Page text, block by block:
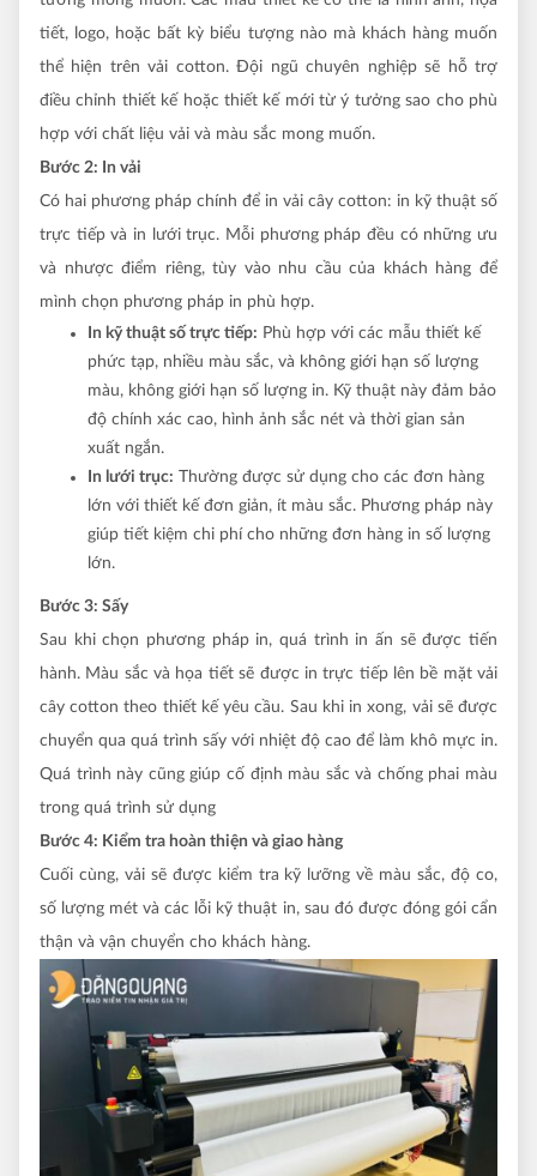
tiết, logo, hoặc bất kỳ biểu tượng nào mà khách hàng muốn
thể hiện trên vải cotton. Đội ngũ chuyên nghiệp sẽ hỗ trợ
điều chỉnh thiết kế hoặc thiết kế mới từ ý tưởng sao cho phù
hợp với chất liệu vải và màu sắc mong muốn.
Bước 2: In vải
Có hai phương pháp chính để in vải cây cotton: in kỹ thuật số
trực tiếp và in lưới trục. Mỗi phương pháp đều có những ưu
và nhược điểm riêng, tùy vào nhu cầu của khách hàng để
mình chọn phương pháp in phù hợp.
In kỹ thuật số trực tiếp: Phù hợp với các mẫu thiết kế
phức tạp, nhiều màu sắc, và không giới hạn số lượng
màu, không giới hạn số lượng in. Kỹ thuật này đảm bảo
độ chính xác cao, hình ảnh sắc nét và thời gian sản
xuất ngắn.
In lưới trục: Thường được sử dụng cho các đơn hàng
lớn với thiết kế đơn giản, ít màu sắc. Phương pháp này
giúp tiết kiệm chi phí cho những đơn hàng in số lượng
lớn.
Bước 3: Sấy
Sau khi chọn phương pháp in, quá trình in ấn sẽ được tiến
hành. Màu sắc và họa tiết sẽ được in trực tiếp lên bề mặt vải
cây cotton theo thiết kế yêu cầu. Sau khi in xong, vải sẽ được
chuyển qua quá trình sấy với nhiệt độ cao để làm khô mực in.
Quá trình này cũng giúp cố định màu sắc và chống phai màu
trong quá trình sử dụng
Bước 4: Kiểm tra hoàn thiện và giao hàng
Cuối cùng, vải sẽ được kiểm tra kỹ lưỡng về màu sắc, độ co,
số lượng mét và các lỗi kỹ thuật in, sau đó được đóng gói cẩn
thận và vận chuyển cho khách hàng.